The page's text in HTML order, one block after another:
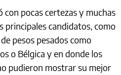
pocas certezas y muchas
principales candidatos, como
pesos pesados como
o Bélgica y en donde los
pudieron mostrar su mejor